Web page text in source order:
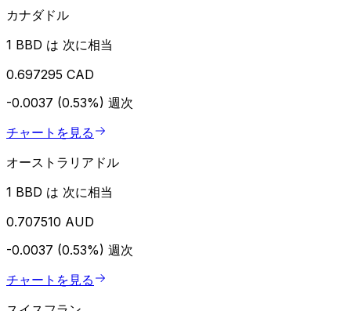
カナダドル
1 BBD は 次に相当
0.697295 CAD
-0.0037 (0.53%) 週次
チャートを見る
オーストラリアドル
1 BBD は 次に相当
0.707510 AUD
-0.0037 (0.53%) 週次
チャートを見る